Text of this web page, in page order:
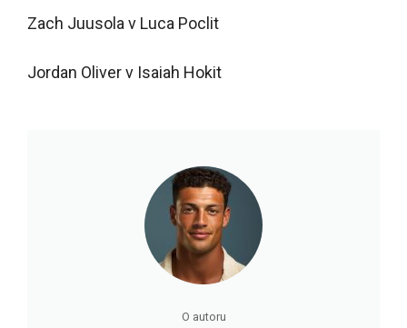
Zach Juusola v Luca Poclit
Jordan Oliver v Isaiah Hokit
O autoru